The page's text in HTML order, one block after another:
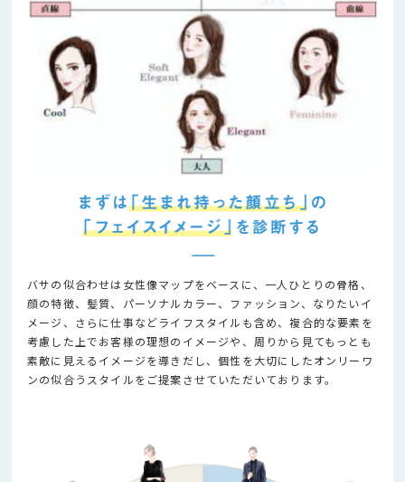
バサの似合わせは女性像マップをベースに、一人ひとりの骨格、
顔の特徴、髪質、パーソナルカラー、ファッション、なりたいイ
メージ、さらに仕事などライフスタイルも含め、複合的な要素を
考慮した上でお客様の理想のイメージや、周りから見てもっとも
素敵に見えるイメージを導きだし、個性を大切にしたオンリーワ
ンの似合うスタイルをご提案させていただいております。